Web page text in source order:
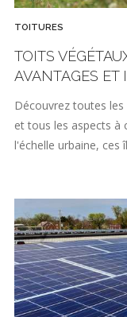
TOITURES
TOITS
AVANTAGES
Découvrez toutes
et tous les aspects à
l'échelle urbaine,